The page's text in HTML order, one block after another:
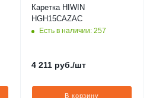
Каретка HIWIN
HGH15CAZAC
Есть в наличии: 257
4 211 руб./шт
В корзину